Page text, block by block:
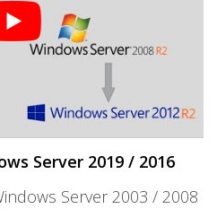
Server 2019 / 2016
Server 2003 / 2008